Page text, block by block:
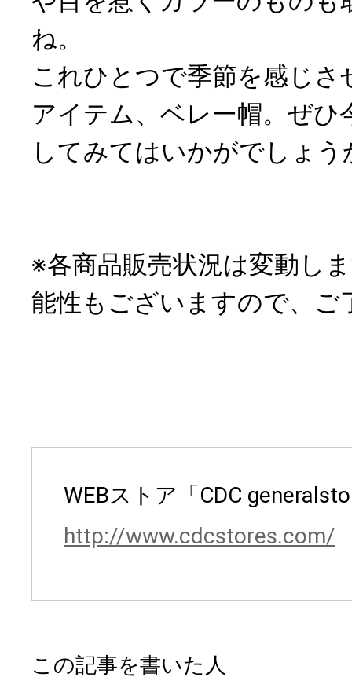
ね。
これひとつで季節を感じさ
アイテム、ベレー帽。ぜひ
してみてはいかがでしょう
※各商品販売状況は変動し
能性もございますので、ご
WEBストア「CDC
http://www.cdcstores.com/
この記事を書いた人